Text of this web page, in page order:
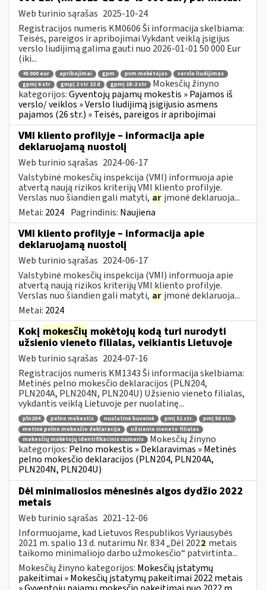
Web turinio sąrašas 2025-10-24
Registracijos numeris KM0606 Ši informacija skelbiama:
Teisės, pareigos ir apribojimai Vykdant veiklą įsigijus
verslo liudijimą galima gauti nuo 2026-01-01 50 000 Eur
(iki...
45 000 eur apribojimai gpm pvm mokėtojas
verslo liudijimas
gpmį 6 str
gmpį 2 str 22 d gpmį 18-2 str
Mokesčių žinyno
kategorijos:Gyventojų pajamų mokestis » Pajamos iš
verslo/ veiklos » Verslo liudijimą įsigijusio asmens
pajamos (26 str.) » Teisės, pareigos ir apribojimai
VMI kliento profilyje – informacija apie
deklaruojamą nuostolį
Web turinio sąrašas 2024-06-17
Valstybinė mokesčių inspekcija (VMI) informuoja apie
atvertą naują rizikos kriterijų VMI kliento profilyje.
Verslas nuo šiandien gali matyti, ar įmonė deklaruoja...
Metai: 2024 Pagrindinis: Naujiena
VMI kliento profilyje – informacija apie
deklaruojamą nuostolį
Web turinio sąrašas 2024-06-17
Valstybinė mokesčių inspekcija (VMI) informuoja apie
atvertą naują rizikos kriterijų VMI kliento profilyje.
Verslas nuo šiandien gali matyti, ar įmonė deklaruoja...
Metai: 2024
Kokį mokesčių mokėtojų kodą turi nurodyti
užsienio vieneto filialas, veikiantis Lietuvoje
Web turinio sąrašas 2024-07-16
Registracijos numeris KM1343 Ši informacija skelbiama:
Metinės pelno mokesčio deklaracijos (PLN204,
PLN204A, PLN204N, PLN204U) Užsienio vieneto filialas,
vykdantis veiklą Lietuvoje per nuolatinę...
pln204 pelno mokestis nuolatinė buveinė pmį 51 str.
pmį 50 str.
metinė pelno mokesčio deklaracija
užsienio vieneto filialas
mokesčių mokėtojų identifikacinis numeris
Mokesčių žinyno
kategorijos: Pelno mokestis » Deklaravimas » Metinės
pelno mokesčio deklaracijos (PLN204, PLN204A,
PLN204N, PLN204U)
Dėl minimaliosios mėnesinės algos dydžio 2022
metais
Web turinio sąrašas 2021-12-06
Informuojame, kad Lietuvos Respublikos Vyriausybės
2021 m. spalio 13 d. nutarimu Nr. 834 „Dėl 2022 metais
taikomo minimaliojo darbo užmokesčio“ patvirtinta...
Mokesčių žinyno kategorijos: Mokesčių įstatymų
pakeitimai » Mokesčių įstatymų pakeitimai 2022 metais